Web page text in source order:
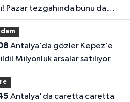
Pazar tezgahında bunu da
Milyonluk arsalar satılıyor